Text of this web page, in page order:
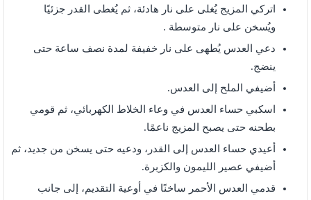
اتركي المزيج يُغلى على نار هادئة، ثم يُغطى القدر جزئيًا
ويُسخن على نار متوسطة .
دعي العدس يُطهى على نار خفيفة لمدة نصف ساعة حتى
ينضج.
أضيفي الملح إلى العدس.
اسكبي حساء العدس في وعاء الخلاط الكهربائي، ثم قومي
بطحنه حتى يصبح المزيج ناعمًا.
أعيدي حساء العدس إلى القدر، ودعيه حتى يسخن من جديد، ثم
أضيفي عصير الليمون والكزبرة.
قدمي العدس الأحمر ساخنًا في أوعية التقديم، إلى جانب